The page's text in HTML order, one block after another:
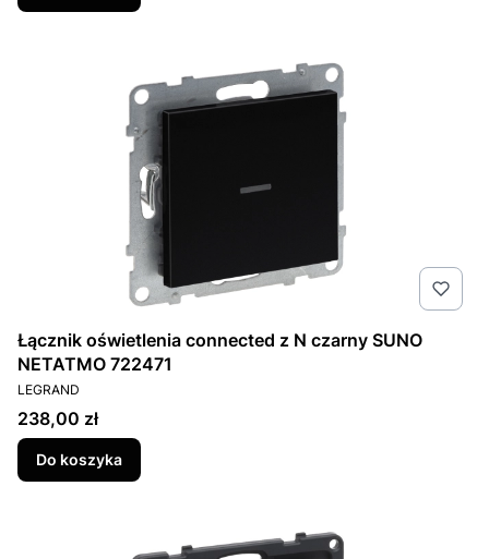
Łącznik oświetlenia connected z N czarny SUNO
NETATMO 722471
PRODUCENT
LEGRAND
Cena
238,00 zł
Do koszyka